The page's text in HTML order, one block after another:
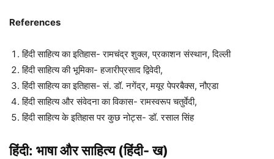
References
हिंदी साहित्य का इतिहास- रामचंद्र शुक्ल, प्रकाशन संस्थान, दिल्ली
हिंदी साहित्य की भूमिका- हजारीप्रसाद द्विवेदी,
हिंदी साहित्य का इतिहास- सं. डॉ. नगेंद्र, मयूर पेपरबैक्स, नौएडा
हिंदी साहित्य और संवेदना का विकास- रामस्वरूप चतुर्वेदी,
हिंदी साहित्य के इतिहास पर कुछ नोट्स- डॉ. रसाल सिंह
हिंदी: भाषा और साहित्य (हिंदी- ख)